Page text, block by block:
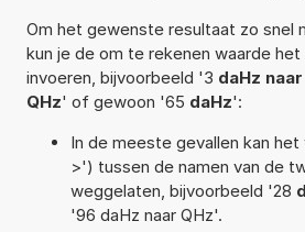
Om het gewenste resultaat zo snel
kun je de om te rekenen waarde
invoeren, bijvoorbeeld '3 daHz
QHz' of gewoon '65 daHz':
In de meeste gevallen kan
>') tussen de namen van de
weggelaten, bijvoorbeeld '28
'96 daHz naar QHz'.